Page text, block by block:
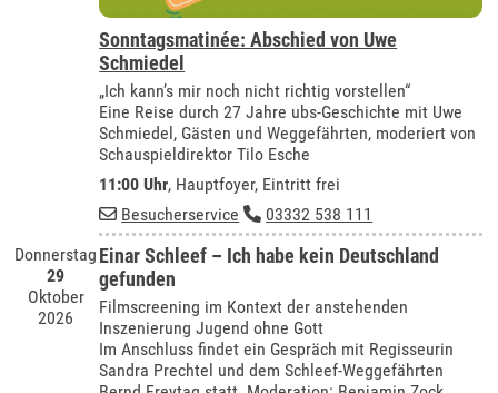
Sonntagsmatinée: Abschied von Uwe
Schmiedel
„Ich kann’s mir noch nicht richtig vorstellen“
Eine Reise durch 27 Jahre ubs-Geschichte mit Uwe
Schmiedel, Gästen und Weggefährten, moderiert von
Schauspieldirektor Tilo Esche
11:00 Uhr, Hauptfoyer, Eintritt frei
Besucherservice
03332 538 111
Donnerstag
29
Oktober
2026
Einar Schleef – Ich habe kein Deutschland
gefunden
Filmscreening im Kontext der anstehenden
Inszenierung Jugend ohne Gott
Im Anschluss findet ein Gespräch mit Regisseurin
Sandra Prechtel und dem Schleef-Weggefährten